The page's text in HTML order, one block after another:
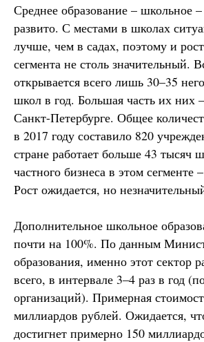
Среднее образование – школьное
развито. С местами в школах
лучше, чем в садах, поэтому и
сегмента не столь значительный.
открывается всего лишь 30–35
школ в год. Большая часть их них
Санкт-Петербурге. Общее
в 2017 году составило 820
стране работает больше 43 тысяч
частного бизнеса в этом сегменте
Рост ожидается, но
Дополнительное школьное
почти на 100%. По данным
образования, именно этот сектор
всего, в интервале 3–4 раз в год
организаций). Примерная
миллиардов рублей. Ожидается,
достигнет примерно 150